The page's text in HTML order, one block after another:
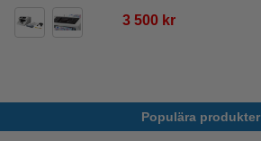
3 500 kr
Populära produkter